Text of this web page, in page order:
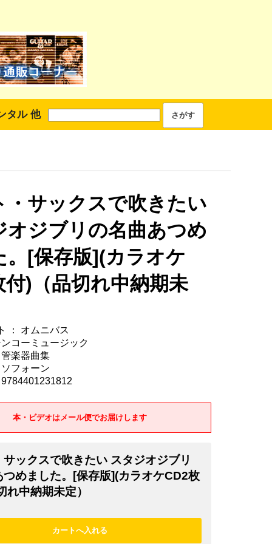
タル 他
・サックスで吹きたい
オジブリの名曲あつめ
。[保存版](カラオケ
付)（品切れ中納期未
： オムニバス
コーミュージック
楽器曲集
フォーン
本・ビデオはメール便でお届けします
サックスで吹きたい スタジオジブリ
つめました。[保存版](カラオケCD2枚
れ中納期未定）